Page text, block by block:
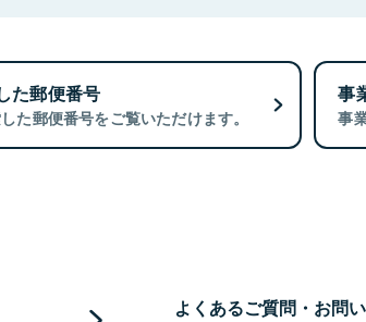
た郵便番号
た郵便番号をご覧いただけます。
事
事
よくあるご質問・お問